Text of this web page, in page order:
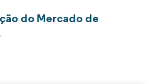
do Mercado de